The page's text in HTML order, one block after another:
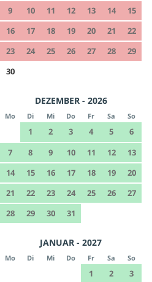
9 10 11 12 13 14
15
16
17 18 19 20 21
22
23
24 25 26 27 28
29
30
DEZEMBER - 2026
Mo Di Mi Do Fr Sa So
1 2 3 4 5
6
7
8 9 10 11 12
13
14
15 16 17 18 19
20
21
22 23 24 25 26
27
28
29 30 31
JANUAR - 2027
Mo Di Mi Do Fr Sa So
1 2
3